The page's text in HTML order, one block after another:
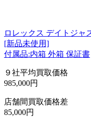
ロレックス デイトジャ
[新品未使用]
付属品:内箱 外箱 保証書
９社平均買取価格
985,000円
店舗間買取価格差
85,000円